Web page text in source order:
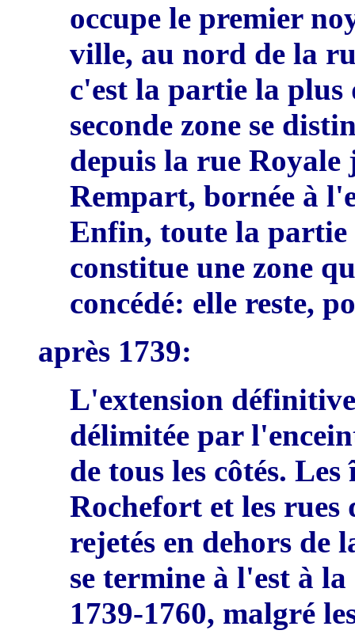
occupe le premier
ville, au nord de la
c'est la partie la plus
seconde zone se
depuis la rue Royale
Rempart, bornée à
Enfin, toute la partie
constitue une zone
concédé: elle reste,
après 1739:
L'extension définiti
délimitée par
de tous les côtés. Les
Rochefort et les
rejetés en dehors de
se termine à l'est à
1739-1760, malgré